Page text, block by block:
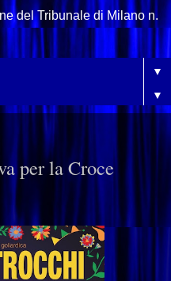
del Tribunale di Milano n.
▼
▼
per la Croce